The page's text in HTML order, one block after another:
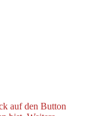
auf den Button